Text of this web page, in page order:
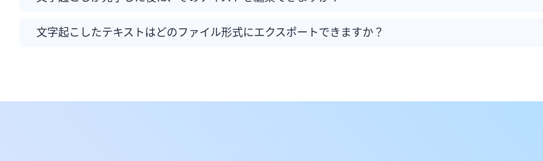
文字起こしたテキストはどのファイル形式にエクスポートできますか？